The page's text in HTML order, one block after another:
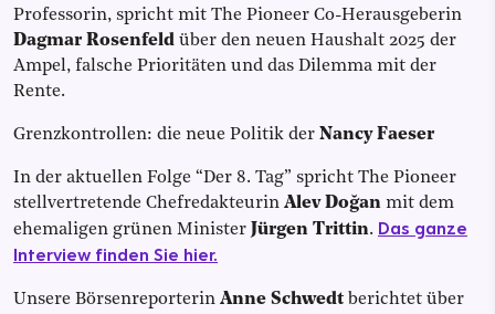
Professorin, spricht mit The Pioneer Co-Herausgeberin
Dagmar Rosenfeld über den neuen Haushalt 2025 der
Ampel, falsche Prioritäten und das Dilemma mit der
Rente.
Grenzkontrollen: die neue Politik der Nancy Faeser
In der aktuellen Folge “Der 8. Tag” spricht The Pioneer
stellvertretende Chefredakteurin Alev Doğan mit dem
ehemaligen grünen Minister Jürgen Trittin. Das ganze
Interview finden Sie hier.
Unsere Börsenreporterin Anne Schwedt berichtet über